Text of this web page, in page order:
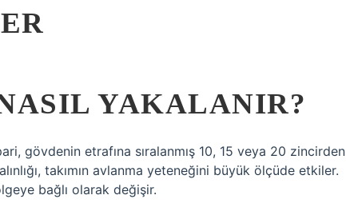
YAKALANIR?
gövdenin etrafına sıralanmış 10, 15 veya 20 zincirden
takımın avlanma yeteneğini büyük ölçüde etkiler.
bağlı olarak değişir.